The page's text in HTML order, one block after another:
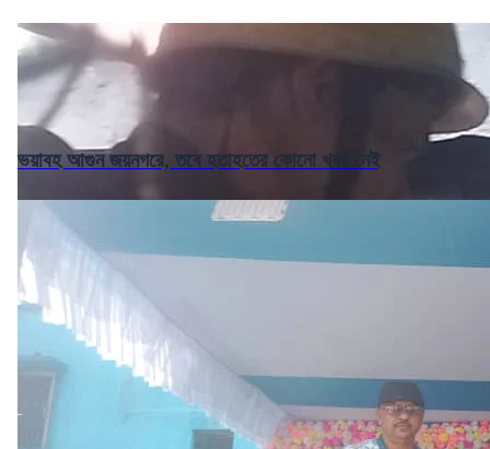
ভয়াবহ আগুন জয়নগরে, তবে হতাহতের কোনো খবর নেই